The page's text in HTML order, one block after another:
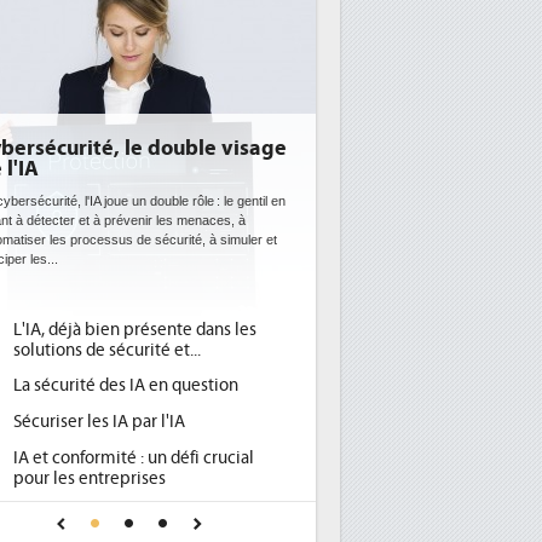
visage
rôle : le gentil en
menaces, à
à simuler et
dans les
et...
question
l'IA
défi crucial
pour une IA
DEE: l'efficacité énergétique
bientôt une obligation pour les
datacenters
Des datacenters plus durables et plus efficaces, c'est
ce que recherchent les pouvoirs publics européens
1
Qu'est-ce que la DEE (directive
2
DEE, une pression administrative
place pour répondre à...
Phocea DC dans les cordes pour la